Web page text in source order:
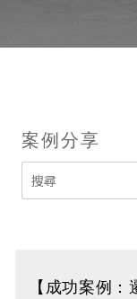
案例分享
【成功案例